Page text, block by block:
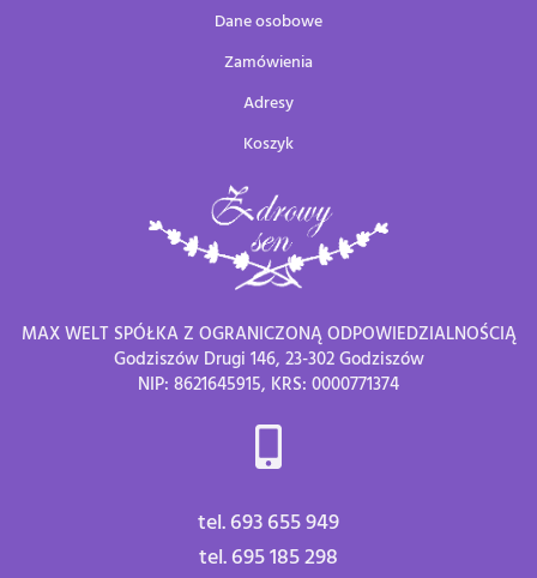
Dane osobowe
Zamówienia
Adresy
Koszyk
MAX WELT SPÓŁKA Z OGRANICZONĄ ODPOWIEDZIALNOŚCIĄ
Godziszów Drugi 146, 23-302 Godziszów
NIP: 8621645915, KRS: 0000771374
tel. 693 655 949
tel. 695 185 298